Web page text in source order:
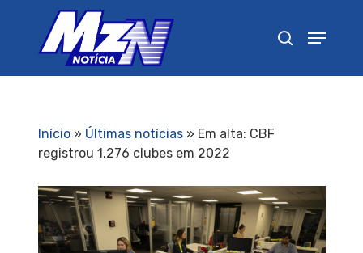
Início» Últimas notícias» Em alta: CBF
registrou 1.276 clubes em 2022